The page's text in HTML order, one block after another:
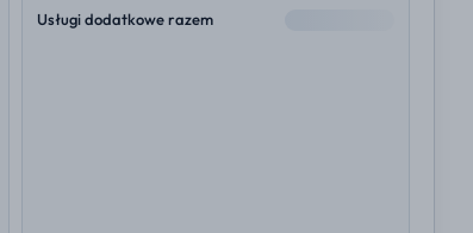
Usługi dodatkowe razem